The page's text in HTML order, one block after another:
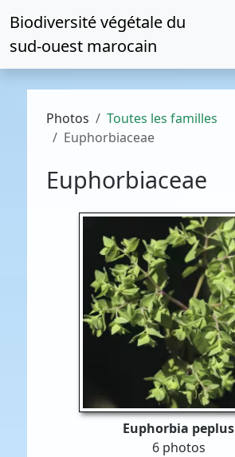
Biodiversité végétale du
sud-ouest marocain
Photos
Toutes les familles
Euphorbiaceae
Euphorbiaceae
Euphorbia peplus
6 photos